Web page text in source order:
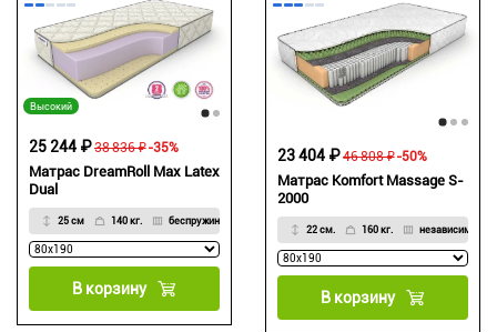
Высокий
Матрас DreamRoll Max Latex
Dual
25 см 140 кг. беспружинный матрас
38 836 ₽
25 244 ₽ -35%
В корзину
Матрас Komfort Massage S-
2000
22 см. 160 кг. независимые
46 808 ₽
23 404 ₽ -50%
В корзину